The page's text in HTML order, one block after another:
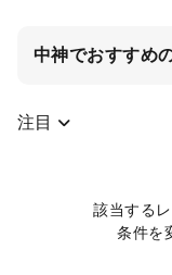
中神でおすすめ
注目
該当する
条件を